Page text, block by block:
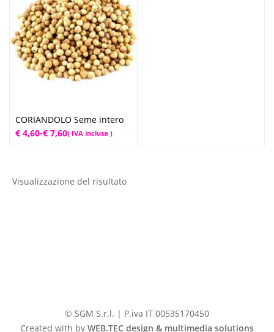
CORIANDOLO Seme intero
€ 4,60-€ 7,60
Fascia
da
( IVA inclusa )
Visualizzazione del risultato
© SGM S.r.l. | P.iva IT 00535170450
Created with by WEB.TEC design & multimedia solutions